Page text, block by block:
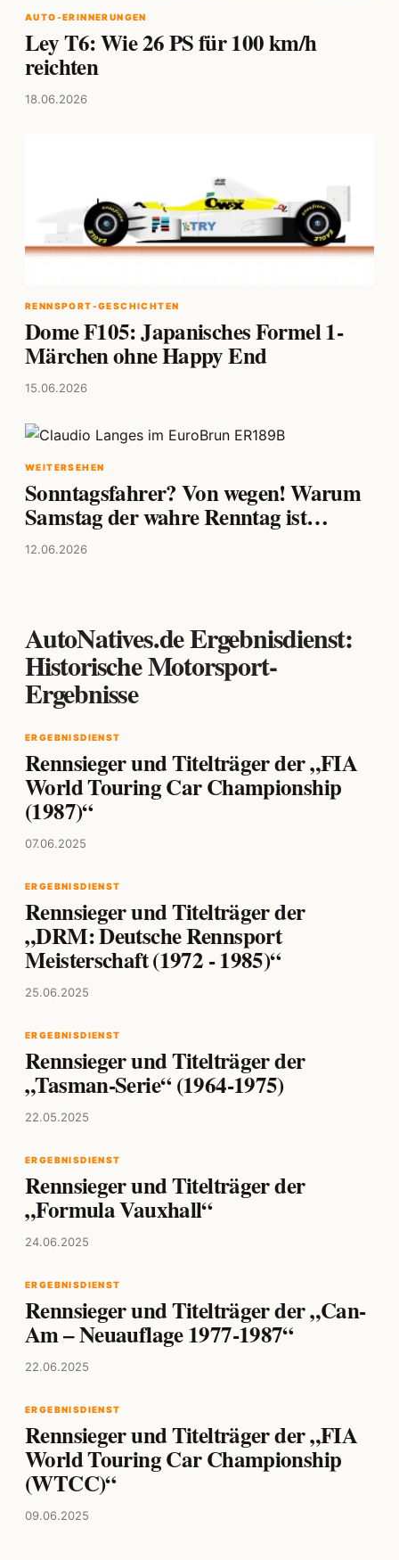
AUTO-ERINNERUNGEN
Ley T6: Wie 26 PS für 100 km/h
reichten
18.06.2026
RENNSPORT-GESCHICHTEN
Dome F105: Japanisches Formel 1-
Märchen ohne Happy End
15.06.2026
WEITERSEHEN
Sonntagsfahrer? Von wegen! Warum
Samstag der wahre Renntag ist…
12.06.2026
AutoNatives.de Ergebnisdienst:
Historische Motorsport-
Ergebnisse
ERGEBNISDIENST
Rennsieger und Titelträger der „FIA
World Touring Car Championship
(1987)“
07.06.2025
ERGEBNISDIENST
Rennsieger und Titelträger der
„DRM: Deutsche Rennsport
Meisterschaft (1972 - 1985)“
25.06.2025
ERGEBNISDIENST
Rennsieger und Titelträger der
„Tasman-Serie“ (1964-1975)
22.05.2025
ERGEBNISDIENST
Rennsieger und Titelträger der
„Formula Vauxhall“
24.06.2025
ERGEBNISDIENST
Rennsieger und Titelträger der „Can-
Am – Neuauflage 1977-1987“
22.06.2025
ERGEBNISDIENST
Rennsieger und Titelträger der „FIA
World Touring Car Championship
(WTCC)“
09.06.2025